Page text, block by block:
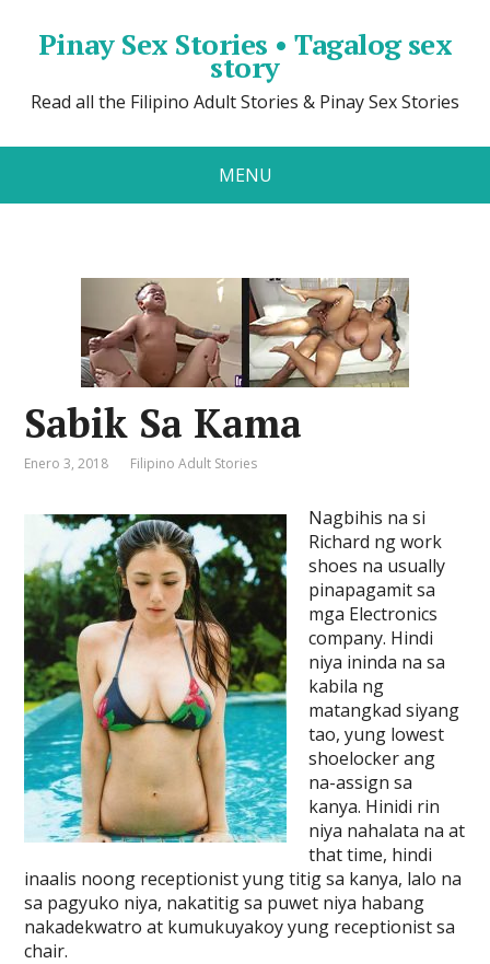
Pinay Sex Stories • Tagalog sex
story
Read all the Filipino Adult Stories & Pinay Sex Stories
MENU
Sabik Sa Kama
Enero 3, 2018 Filipino Adult Stories
Nagbihis na si
Richard ng work
shoes na usually
pinapagamit sa
mga Electronics
company. Hindi
niya ininda na sa
kabila ng
matangkad siyang
tao, yung lowest
shoelocker ang
na-assign sa
kanya. Hinidi rin
niya nahalata na at
that time, hindi
inaalis noong receptionist yung titig sa kanya, lalo na
sa pagyuko niya, nakatitig sa puwet niya habang
nakadekwatro at kumukuyakoy yung receptionist sa
chair.